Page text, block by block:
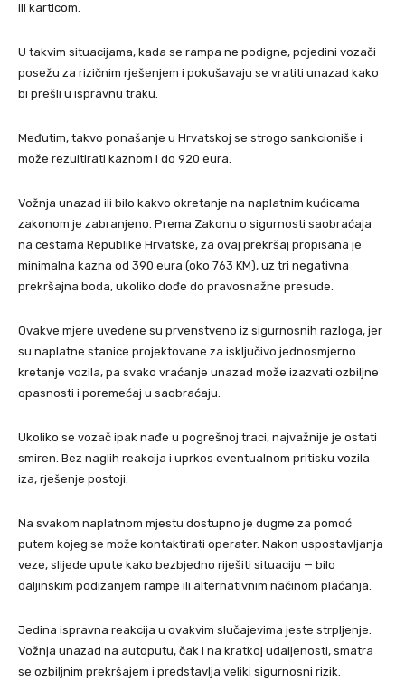
ili karticom.
U takvim situacijama, kada se rampa ne podigne, pojedini vozači
posežu za rizičnim rješenjem i pokušavaju se vratiti unazad kako
bi prešli u ispravnu traku.
Međutim, takvo ponašanje u Hrvatskoj se strogo sankcioniše i
može rezultirati kaznom i do 920 eura.
Vožnja unazad ili bilo kakvo okretanje na naplatnim kućicama
zakonom je zabranjeno. Prema Zakonu o sigurnosti saobraćaja
na cestama Republike Hrvatske, za ovaj prekršaj propisana je
minimalna kazna od 390 eura (oko 763 KM), uz tri negativna
prekršajna boda, ukoliko dođe do pravosnažne presude.
Ovakve mjere uvedene su prvenstveno iz sigurnosnih razloga, jer
su naplatne stanice projektovane za isključivo jednosmjerno
kretanje vozila, pa svako vraćanje unazad može izazvati ozbiljne
opasnosti i poremećaj u saobraćaju.
Ukoliko se vozač ipak nađe u pogrešnoj traci, najvažnije je ostati
smiren. Bez naglih reakcija i uprkos eventualnom pritisku vozila
iza, rješenje postoji.
Na svakom naplatnom mjestu dostupno je dugme za pomoć
putem kojeg se može kontaktirati operater. Nakon uspostavljanja
veze, slijede upute kako bezbjedno riješiti situaciju — bilo
daljinskim podizanjem rampe ili alternativnim načinom plaćanja.
Jedina ispravna reakcija u ovakvim slučajevima jeste strpljenje.
Vožnja unazad na autoputu, čak i na kratkoj udaljenosti, smatra
se ozbiljnim prekršajem i predstavlja veliki sigurnosni rizik.